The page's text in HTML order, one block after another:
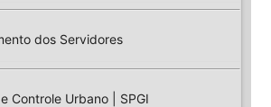
dos Servidores
Controle Urbano | SPGI